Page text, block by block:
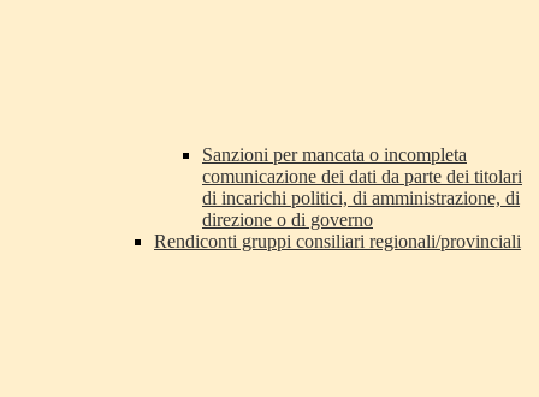
Sanzioni per mancata o incompleta
comunicazione dei dati da parte dei titolari
di incarichi politici, di amministrazione, di
direzione o di governo
Rendiconti gruppi consiliari regionali/provinciali